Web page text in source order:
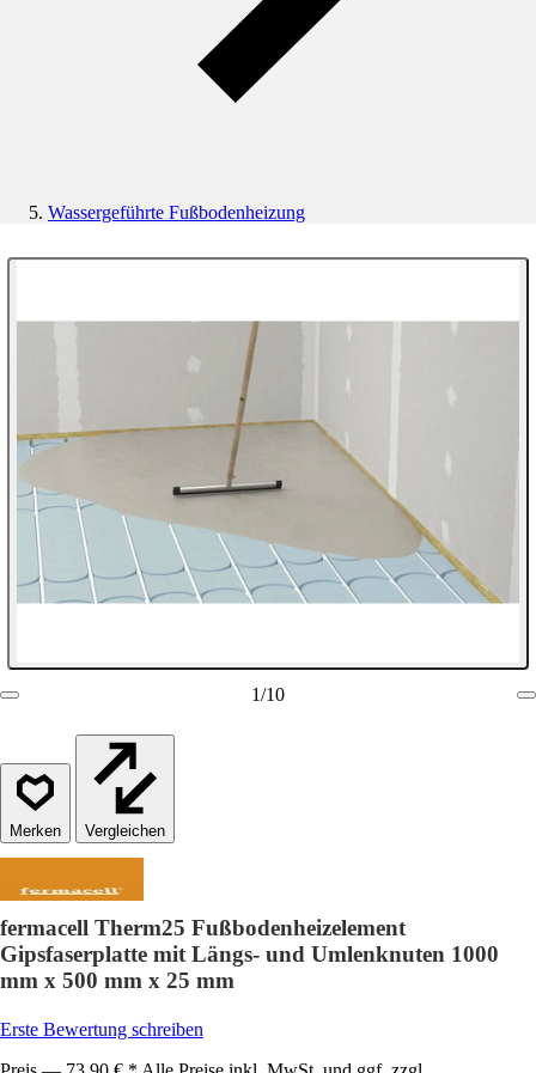
Wassergeführte Fußbodenheizung
1/10
Vergleichen
fermacell Therm25 Fußbodenheizelement
Gipsfaserplatte mit Längs- und Umlenknuten 1000
mm x 500 mm x 25 mm
Erste Bewertung schreiben